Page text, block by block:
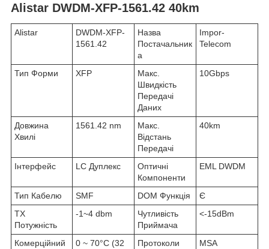
Alistar DWDM-XFP-1561.42 40km
Alistar
DWDM-XFP-
1561.42
Назва
Постачальник
а
Impor-
Telecom
Тип Форми XFP
Макс.
Швидкість
Передачі
Даних
10Gbps
Довжина
Хвилі
1561.42 nm
Макс.
Відстань
Передачі
40km
Інтерфейс LC Дуплекс
Оптичні
Компоненти
EML DWDM
Тип Кабелю SMF DOM Функція
Є
TX
Потужність
-1~4 dbm
Чутливість
Приймача
<-15dBm
Комерційний
0 ~ 70°C (32
Протоколи MSA